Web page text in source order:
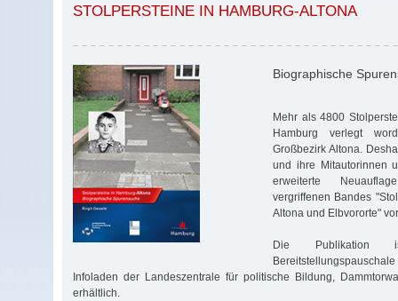
STOLPERSTEINE IN HAMBURG-ALTONA
Biographische
Mehr als 4800
Hamburg verlegt
Großbezirk Altona.
und ihre Mitautorinnen
erweiterte
vergriffenen Bandes
Altona und Elbvororte"
Die Publikation
Infoladen der Landeszentrale für politische Bildung,
erhältlich.